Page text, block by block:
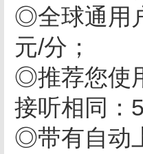
◎全球通用
元/分；
◎推荐您使
接听相同：
◎带有自动